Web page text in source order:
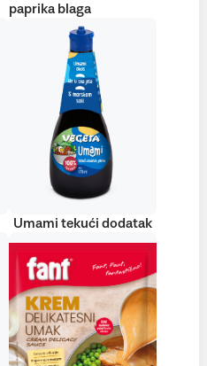
paprika blaga
Umami tekući dodatak